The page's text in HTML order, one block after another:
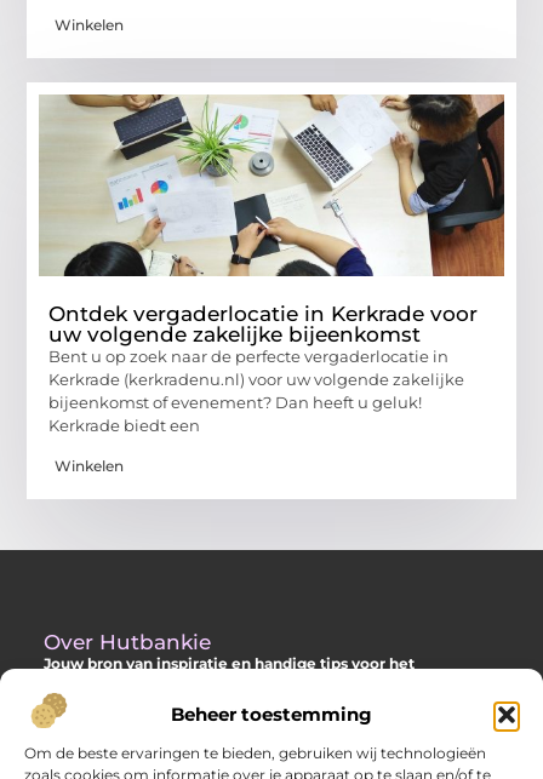
Beheer toestemming
Om de beste ervaringen te bieden, gebruiken wij technologieën
zoals cookies om informatie over je apparaat op te slaan en/of te
Winkelen
Ontdek vergaderlocatie in Kerkrade voor
uw volgende zakelijke bijeenkomst
Bent u op zoek naar de perfecte vergaderlocatie in
Kerkrade (kerkradenu.nl) voor uw volgende zakelijke
bijeenkomst of evenement? Dan heeft u geluk!
Kerkrade biedt een
Winkelen
Over Hutbankie
Jouw bron van inspiratie en handige tips voor het
Ontdek een ruime collectie blogs en artikelen die je helpen om
het meeste uit je buitenruimte te halen, met praktische
adviezen en verrassende ideeën voor je tuin, veranda of andere